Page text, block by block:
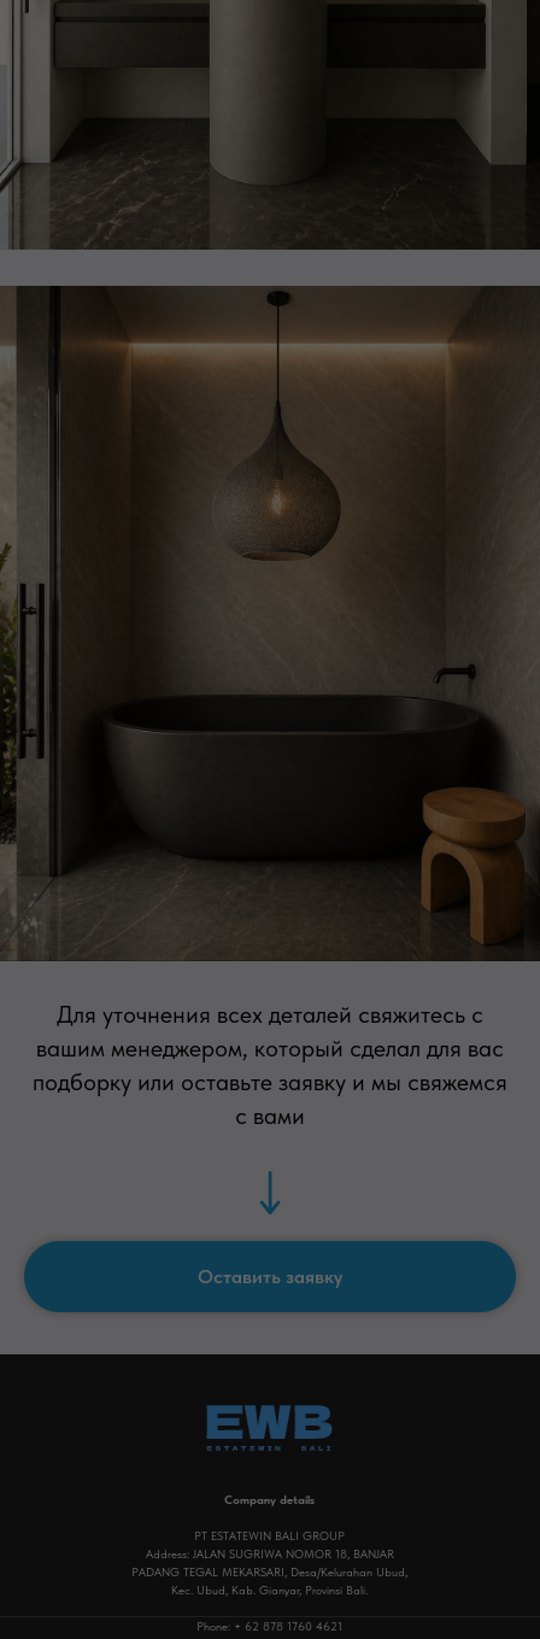
Для уточнения всех деталей свяжитесь с
вашим менеджером, который сделал для вас
подборку или оставьте заявку и мы свяжемся
с вами
Оставить заявку
artemplot@gmail.com
Company details
PT ESTATEWIN BALI GROUP
Address: JALAN SUGRIWA NOMOR 18, BANJAR
PADANG TEGAL MEKARSARI, Desa/Kelurahan Ubud,
Kec. Ubud, Kab. Gianyar, Provinsi Bali.
Phone: + 62 878 1760 4621